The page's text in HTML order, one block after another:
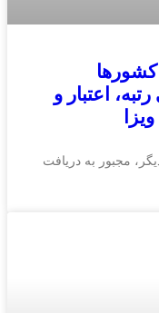
کشورها
اعتبار و
مجبور به دریافت